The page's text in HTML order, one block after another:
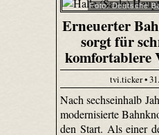
Foto: Deutsche
Erneuerter
sorgt für
komfortablere
tvi.ticker •
Nach sechseinhalb
modernisierte
den Start. Als einer